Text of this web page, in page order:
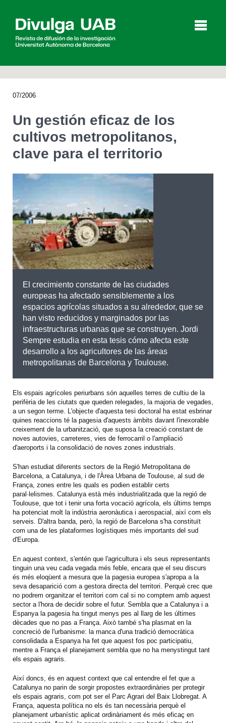
Agenda
BUSCAR
07/2006
Un gestión eficaz de los
cultivos metropolitanos,
clave para el territorio
El crecimiento constante de las ciudades
europeas ha afectado sensiblemente a los
espacios agrícolas situados a su alrededor, que se
han visto reducidos y marginados por las
infraestructuras urbanas que se construyen. Jordi
Sempre estudia en esta tesis cómo afecta este
desarrollo a los agricultores de las áreas
metropolitanas de Barcelona y Toulouse.
Els espais agrícoles periurbans són aquelles terres de cultiu de la
perifèria de les ciutats que queden relegades, la majoria de vegades,
a un segon terme. L'objecte d'aquesta tesi doctoral ha estat esbrinar
quines reaccions té la pagesia d'aquests àmbits davant l'inexorable
creixement de la urbanització, que suposa la creació constant de
noves autovies, carreteres, vies de ferrocarril o l'ampliació
d'aeroports i la consolidació de noves zones industrials.
S'han estudiat diferents sectors de la Regió Metropolitana de
Barcelona, a Catalunya, i de l'Àrea Urbana de Toulouse, al sud de
França, zones entre les quals es podien establir certs
paral·lelismes. Catalunya està més industrialitzada que la regió de
Toulouse, que tot i tenir una forta vocació agrícola, els últims temps
ha potenciat molt la indústria aeronàutica i aerospacial, així com els
serveis. D'altra banda, però, la regió de Barcelona s'ha constituït
com una de les plataformes logístiques més importants del sud
d'Europa.
En aquest context, s'entén que l'agricultura i els seus representants
tinguin una veu cada vegada més feble, encara que el seu discurs
és més eloqüent a mesura que la pagesia europea s'apropa a la
seva desaparició com a gestora directa del territori. Perquè crec que
no podrem organitzar el territori com cal si no comptem amb aquest
sector a l'hora de decidir sobre el futur. Sembla que a Catalunya i a
Espanya la pagesia ha tingut menys pes al llarg de les últimes
dècades que no pas a França. Això també s'ha plasmat en la
concreció de l'urbanisme: la manca d'una tradició democràtica
consolidada a Espanya ha fet que aquest fos poc participatiu,
mentre a França el planejament sembla que no ha menystingut tant
els espais agraris.
Així doncs, és en aquest context que cal entendre el fet que a
Catalunya no parin de sorgir propostes extraordinàries per protegir
els espais agraris, com pot ser el Parc Agrari del Baix Llobregat. A
França, aquesta política no els és tan necessària perquè el
planejament urbanístic aplicat ordinàriament és més eficaç en